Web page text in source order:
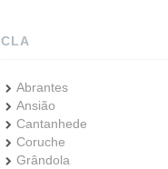
CLA
Abrantes
Ansião
Cantanhede
Coruche
Grândola